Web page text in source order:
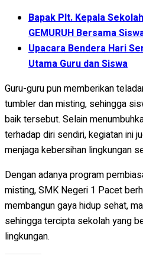
Bapak Plt. Kepala
GEMURUH Bersama
Upacara Bendera Hari
Utama Guru dan Siswa
Guru-guru pun memberikan
tumbler dan misting, sehingga
baik tersebut. Selain
terhadap diri sendiri, kegiatan ini
menjaga kebersihan lingkungan
Dengan adanya program
misting, SMK Negeri 1 Pacet
membangun gaya hidup sehat,
sehingga tercipta sekolah yang
lingkungan.